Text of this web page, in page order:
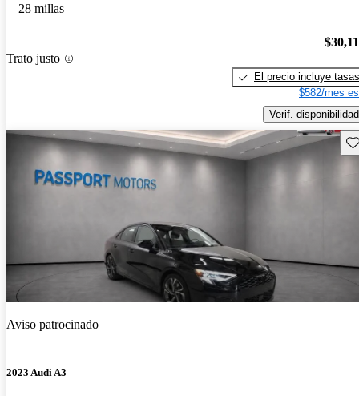
28 millas
Trato justo
El precio incluye tasas
$582/mes
Verif. disponibilidad
Aviso patrocinado
2023 Audi A3